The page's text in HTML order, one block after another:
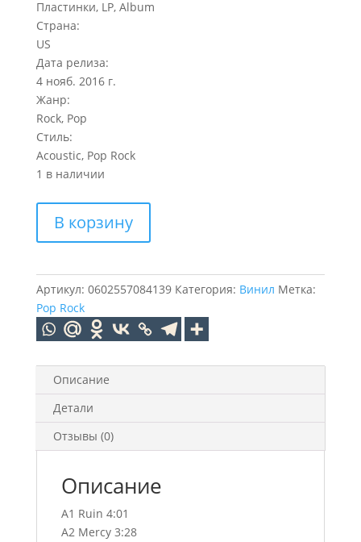
Пластинки, LP, Album
Страна:
US
Дата релиза:
4 нояб. 2016 г.
Жанр:
Rock, Pop
Стиль:
Acoustic, Pop Rock
1 в наличии
товара
SHAWN
ILLUMINATE
(LP)
В корзину
Артикул: 0602557084139 Категория: Винил Метка:
Pop Rock
Описание
Детали
Отзывы (0)
Описание
A1 Ruin 4:01
A2 Mercy 3:28